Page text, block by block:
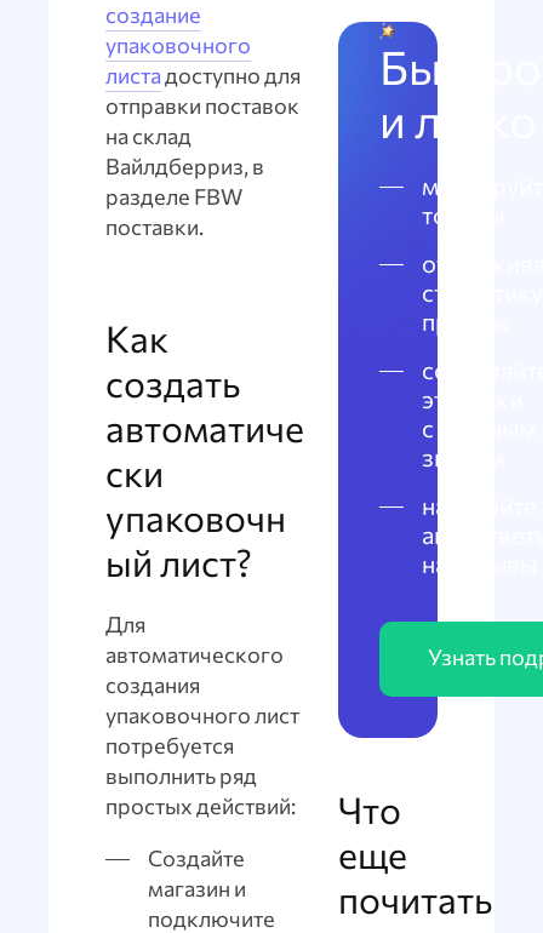
создание
упаковочного
листадоступно для
отправки поставок
на склад
Вайлдберриз, в
разделе FBW
поставки.
Как
создать
автоматиче
ски
упаковочн
ый лист?
Для
автоматического
создания
упаковочного лист
потребуется
выполнить ряд
простых действий:
Создайте
магазин и
подключите
Быстро
и легко
товары
статистику
продаж
этикетки
с честным
знаком
настройте
на отзывы
Узнать
Что
еще
почитать